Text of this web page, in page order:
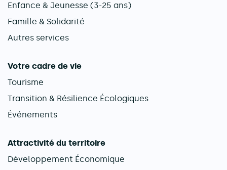
Enfance & Jeunesse (3-25 ans)
Famille & Solidarité
Autres services
Votre cadre de vie
Tourisme
Transition & Résilience Écologiques
Événements
Attractivité du territoire
Développement Économique